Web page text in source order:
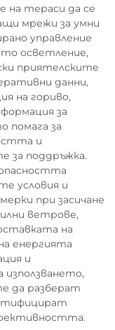
на тераси да се
мрежи за умни
управление
осветление,
приятелските
данни,
на гориво,
за
помага за
и
за поддръжка.
условия и
при засичане
ветрове,
на
енергията
и
използването,
да разберат